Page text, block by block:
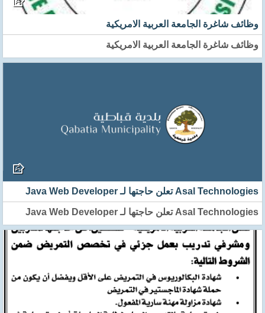
وظائف شاغرة الجامعة العربية الامريكية
وظائف شاغرة الجامعة العربية الامريكية
Asal Technologies تعلن حاجتها لـ Java Web Developer
Asal Technologies تعلن حاجتها لـ Java Web Developer